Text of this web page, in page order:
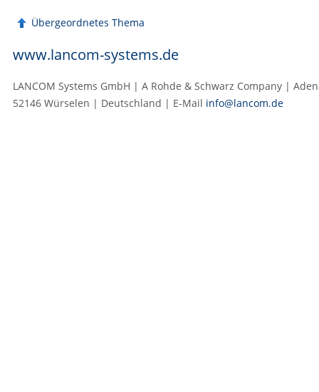
Übergeordnetes Thema
www.lancom-systems.de
LANCOM Systems GmbH | A Rohde & Schwarz Company |
52146 Würselen | Deutschland | E‑Mail info@lancom.de